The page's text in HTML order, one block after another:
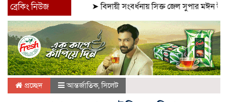
ব্রেকিং নিউজ বিদায়ী সংবর্ধনায় সিক্ত জেল সুপার মঈন উদ্দিন➤
প্রচ্ছেদ আন্তর্জাতিক,সিলেট